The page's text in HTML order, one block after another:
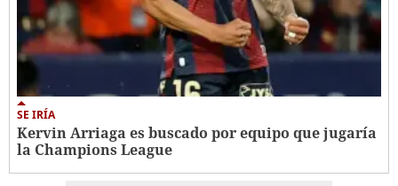
SE IRÍA
Kervin Arriaga es buscado por equipo que jugaría
la Champions League